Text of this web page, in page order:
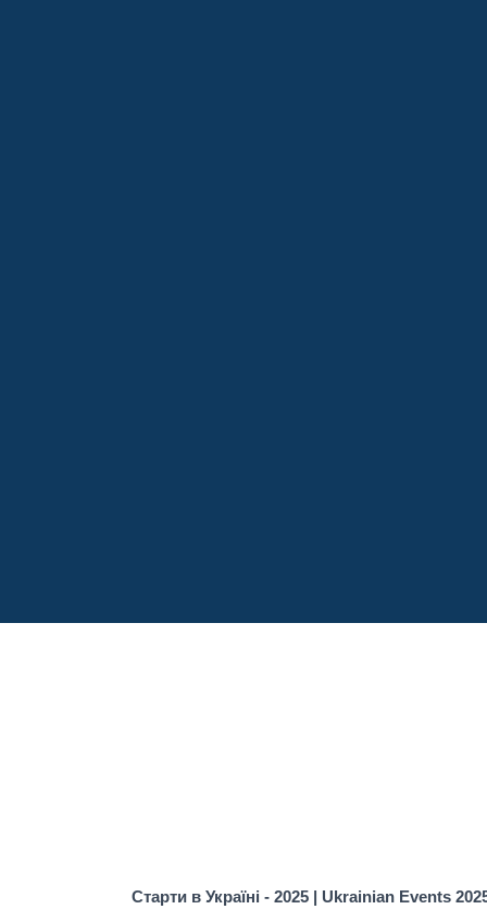
Старти в Україні - 2025 | Ukrainian Events